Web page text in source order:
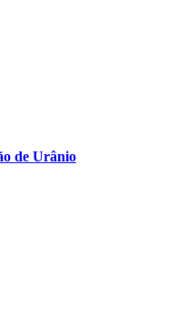
de Urânio